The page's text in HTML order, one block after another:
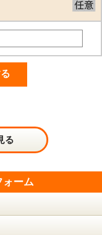
る
ォーム